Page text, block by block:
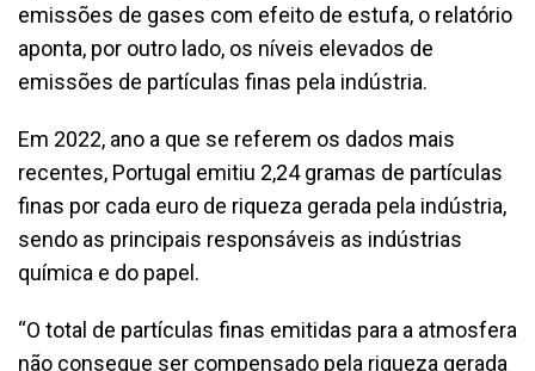
emissões de gases com efeito de estufa, o relatório
aponta, por outro lado, os níveis elevados de
emissões de partículas finas pela indústria.
Em 2022, ano a que se referem os dados mais
recentes, Portugal emitiu 2,24 gramas de partículas
finas por cada euro de riqueza gerada pela indústria,
sendo as principais responsáveis as indústrias
química e do papel.
“O total de partículas finas emitidas para a atmosfera
não consegue ser compensado pela riqueza gerada